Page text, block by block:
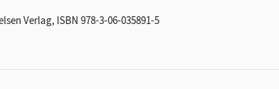
Verlag, ISBN 978-3-06-035891-5